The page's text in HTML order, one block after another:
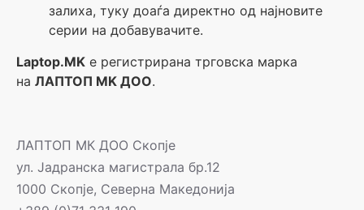
залиха, туку доаѓа директно од најновите
серии на добавувачите.
Laptop.MK е регистрирана трговска марка
на ЛАПТОП MK ДOO.
ЛАПТОП МК ДОО Скопје
ул. Јадранска магистрала бр.12
1000 Скопје, Северна Македонија